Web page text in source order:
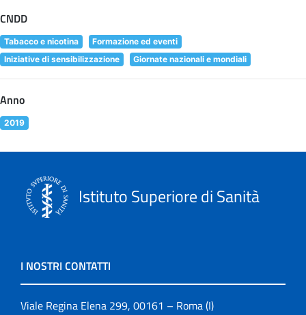
CNDD
Tabacco e nicotina
Formazione ed eventi
Iniziative di sensibilizzazione
Giornate nazionali e mondiali
Anno
2019
Istituto Superiore di Sanità
I NOSTRI CONTATTI
Viale Regina Elena 299, 00161 – Roma (I)